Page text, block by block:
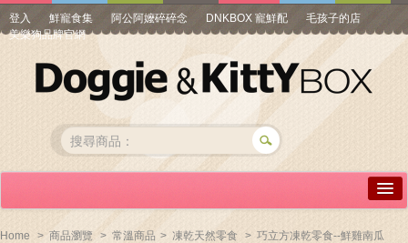
登入 鮮寵食集 阿公阿嬤碎碎念 DNKBOX 寵鮮配
毛孩子的店
美樂狗品牌官網
Home > 商品瀏覽 > 常溫商品 > 凍乾天然零食 > 巧立方凍乾零食--鮮雞南瓜